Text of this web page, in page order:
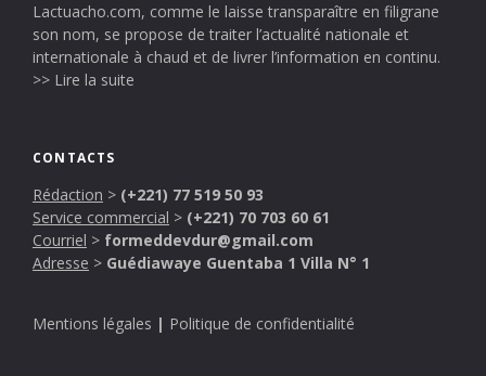
Lactuacho.com, comme le laisse transparaître en filigrane
son nom, se propose de traiter l’actualité nationale et
internationale à chaud et de livrer l’information en continu.
>> Lire la suite
CONTACTS
Rédaction > (+221) 77 519 50 93
Service commercial > (+221) 70 703 60 61
Courriel > formeddevdur@gmail.com
Adresse > Guédiawaye Guentaba 1 Villa N° 1
Mentions légales | Politique de confidentialité